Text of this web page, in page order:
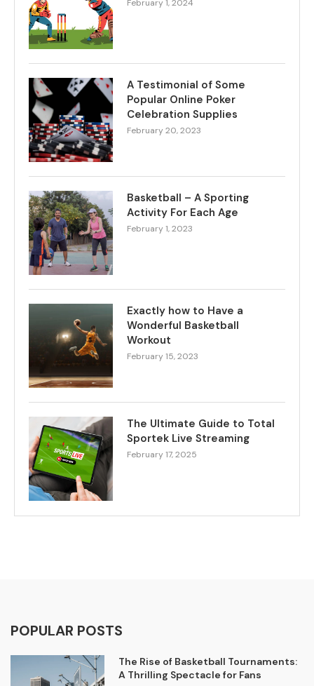
February 1, 2024
A Testimonial of Some
Popular Online Poker
Celebration Supplies
February 20, 2023
Basketball – A Sporting
Activity For Each Age
February 1, 2023
Exactly how to Have a
Wonderful Basketball
Workout
February 15, 2023
The Ultimate Guide to Total
Sportek Live Streaming
February 17, 2025
POPULAR POSTS
The Rise of Basketball Tournaments:
A Thrilling Spectacle for Fans